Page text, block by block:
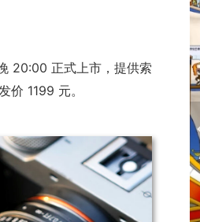
20:00 正式上市，提供索
价 1199 元。